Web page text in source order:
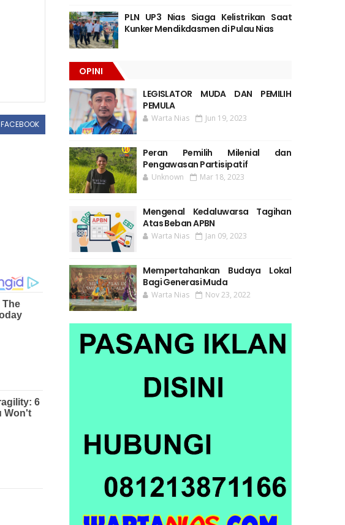
FACEBOOK
PLN UP3 Nias Siaga Kelistrikan Saat
Kunker Mendikdasmen di Pulau Nias
OPINI
LEGISLATOR MUDA DAN PEMILIH
PEMULA
Warta Nias Jun 19, 2023
Peran Pemilih Milenial dan
Pengawasan Partisipatif
Unknown Mar 18, 2023
Mengenal Kedaluwarsa Tagihan
Atas Beban APBN
Warta Nias Jan 09, 2023
Mempertahankan Budaya Lokal
Bagi Generasi Muda
Warta Nias Nov 23, 2022